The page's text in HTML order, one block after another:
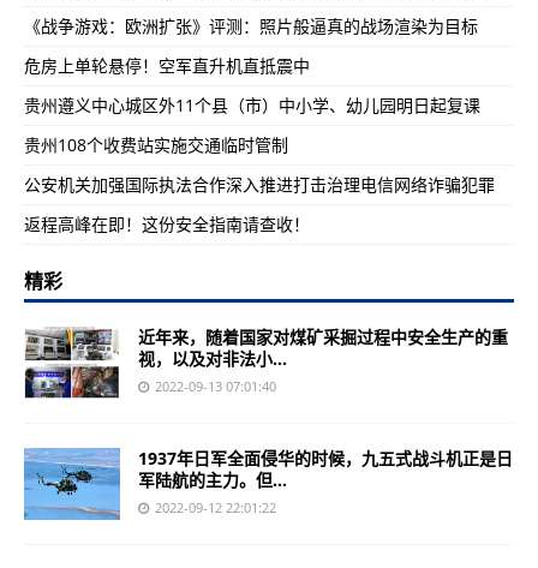
《战争游戏：欧洲扩张》评测：照片般逼真的战场渲染为目标
危房上单轮悬停！空军直升机直抵震中
贵州遵义中心城区外11个县（市）中小学、幼儿园明日起复课
贵州108个收费站实施交通临时管制
公安机关加强国际执法合作深入推进打击治理电信网络诈骗犯罪
返程高峰在即！这份安全指南请查收！
精彩
近年来，随着国家对煤矿采掘过程中安全生产的重
视，以及对非法小...
2022-09-13 07:01:40
1937年日军全面侵华的时候，九五式战斗机正是日
军陆航的主力。但...
2022-09-12 22:01:22